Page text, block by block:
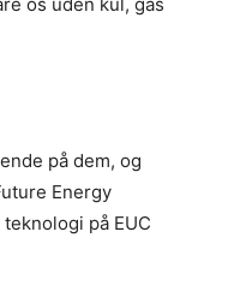
på dem, og
Energy
på EUC